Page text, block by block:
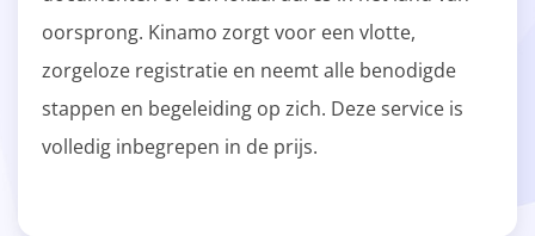
oorsprong. Kinamo zorgt voor een vlotte,
zorgeloze registratie en neemt alle benodigde
stappen en begeleiding op zich. Deze service is
volledig inbegrepen in de prijs.